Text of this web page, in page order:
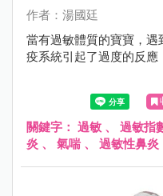
作者：湯國廷
當有過敏體質的寶寶，
疫系統引起了過度的反應
關鍵字： 過敏 、 過敏指
炎 、 氣喘、 過敏性鼻炎